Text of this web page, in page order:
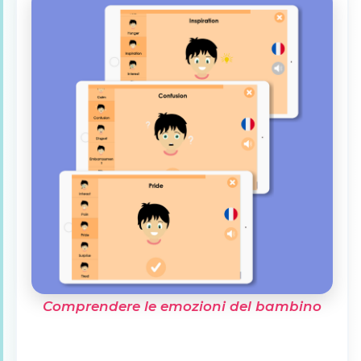
Comprendere le emozioni del bambino